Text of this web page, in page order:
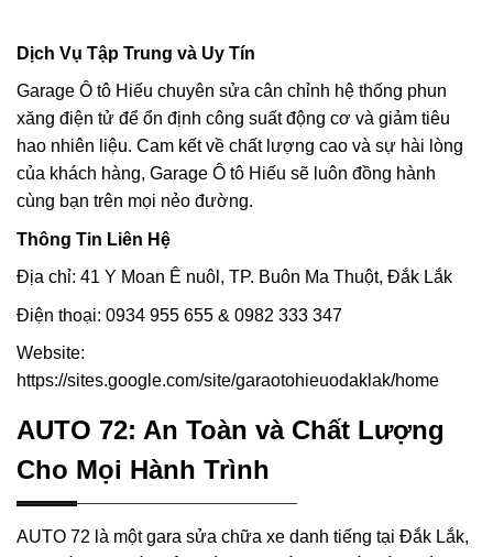
Dịch Vụ Tập Trung và Uy Tín
Garage Ô tô Hiếu chuyên sửa cân chỉnh hệ thống phun
xăng điện tử để ổn định công suất động cơ và giảm tiêu
hao nhiên liệu. Cam kết về chất lượng cao và sự hài lòng
của khách hàng, Garage Ô tô Hiếu sẽ luôn đồng hành
cùng bạn trên mọi nẻo đường.
Thông Tin Liên Hệ
Địa chỉ: 41 Y Moan Ê nuôl, TP. Buôn Ma Thuột, Đắk Lắk
Điện thoại: 0934 955 655 & 0982 333 347
Website:
https://sites.google.com/site/garaotohieuodaklak/home
AUTO 72: An Toàn và Chất Lượng
Cho Mọi Hành Trình
AUTO 72 là một gara sửa chữa xe danh tiếng tại Đắk Lắk,